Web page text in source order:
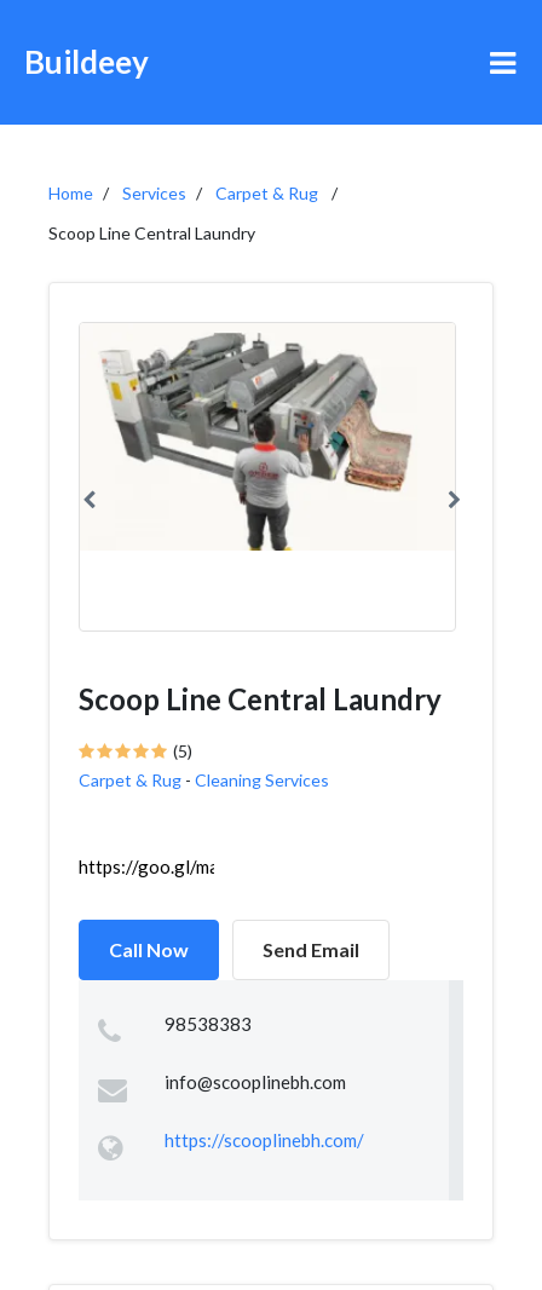
Buildeey
Home Services
Carpet & Rug
Scoop Line Central Laundry
Scoop Line Central Laundry
(5)
Carpet & Rug - Cleaning Services
https://goo.gl/maps/z6bAQyPBGFdZ31J7A
Call Now Send Email
98538383
info@scooplinebh.com
https://scooplinebh.com/